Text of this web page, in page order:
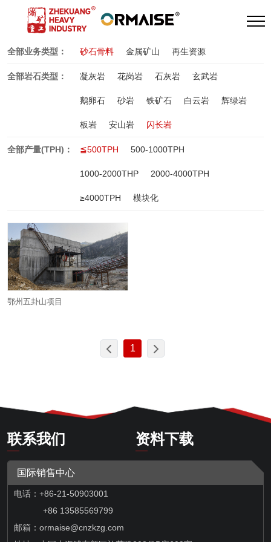
全部业务类型： 砂石骨料 金属矿山 再生资源
全部岩石类型： 凝灰岩 花岗岩 石灰岩 玄武岩
鹅卵石 砂岩 铁矿石 白云岩 辉绿岩
板岩 安山岩 闪长岩
全部产量(TPH)： ≦500TPH 500-1000TPH
1000-2000THP 2000-4000TPH
≥4000TPH 模块化
鄂州五卦山项目
1
联系我们 资料下载
国际销售中心
电话：+86-21-50903001
+86 13585569799
邮箱： ormaise@cnzkzg.com